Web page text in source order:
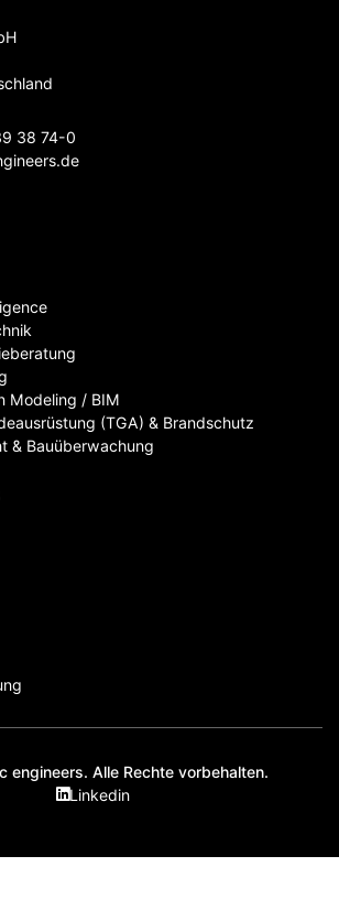
38 74-0
de
Modeling / BIM
(TGA) & Brandschutz
& Bauüberwachung
Alle Rechte vorbehalten.
Linkedin